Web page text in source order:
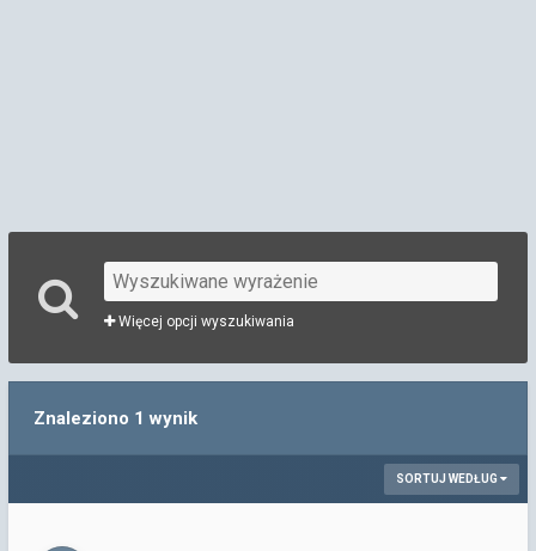
Więcej opcji wyszukiwania
Znaleziono 1 wynik
SORTUJ WEDŁUG